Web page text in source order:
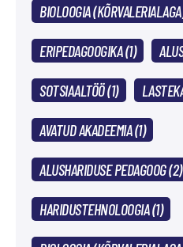
BIOLOOGIA
ERIPEDAGOOGIKA (1)
SOTSIAALTÖÖ (1)
AVATUD AKADEEMIA (1)
ALUSHARIDUSE PEDAGOOG (2)
HARIDUSTEHNOLOOGIA (1)